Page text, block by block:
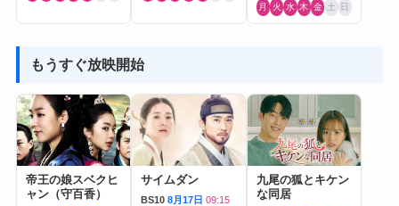
月 火 水 木 金 土 日
もうすぐ放映開始
帝王の娘スベクヒ
ャン（守百香）
サイムダン
BS10 8月17日 09:15
九尾の狐とキケン
な同居